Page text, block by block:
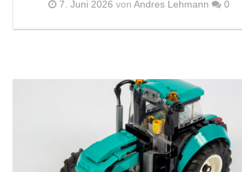
7. Juni 2026 von Andres Lehmann 0